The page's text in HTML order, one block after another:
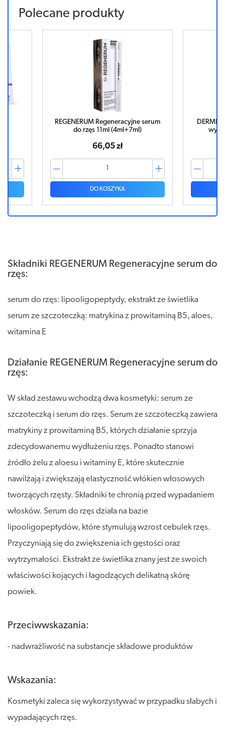
Polecane produkty
REGENERUM Regeneracyjne serum
do rzęs 11ml (4ml+7ml)
66,05 zł
DO KOSZYKA
Składniki REGENERUM Regeneracyjne serum do
rzęs:
serum do rzęs: lipooligopeptydy, ekstrakt ze świetlika
serum ze szczoteczką: matrykina z prowitaminą B5, aloes,
witamina E
Działanie REGENERUM Regeneracyjne serum do
rzęs:
W skład zestawu wchodzą dwa kosmetyki: serum ze
szczoteczką i serum do rzęs. Serum ze szczoteczką zawiera
matrykiny z prowitaminą B5, których działanie sprzyja
zdecydowanemu wydłużeniu rzęs. Ponadto stanowi
źródło żelu z aloesu i witaminy E, które skutecznie
nawilżają i zwiększają elastyczność włókien włosowych
tworzących rzęsty. Składniki te chronią przed wypadaniem
włosków. Serum do rzęs działa na bazie
lipooligopeptydów, które stymulują wzrost cebulek rzęs.
Przyczyniają się do zwiększenia ich gęstości oraz
wytrzymałości. Ekstrakt ze świetlika znany jest ze swoich
właściwości kojących i łagodzących delikatną skórę
powiek.
Przeciwwskazania:
- nadwrażliwość na substancje składowe produktów
Wskazania:
Kosmetyki zaleca się wykorzystywać w przypadku słabych i
wypadających rzęs.